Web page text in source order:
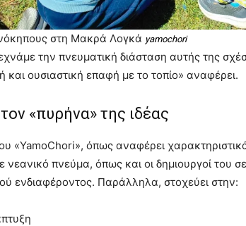
στη Μακρά Λογκά yamochori
την πνευματική διάσταση αυτής της
ουσιαστική επαφή με το τοπίο» αναφέρει.
«πυρήνα» της ιδέας
«YamoChori», όπως αναφέρει
νεανικό πνεύμα, όπως και οι δημιουργοί του
ενδιαφέροντος. Παράλληλα, στοχεύει στην: